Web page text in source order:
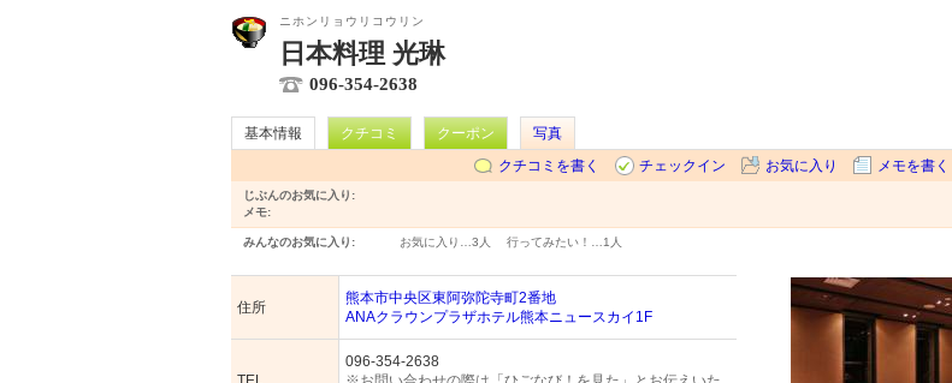
ニホンリョウリコウリン
日本料理 光琳
096-354-2638
基本情報 クチコミ クーポン
写真
クチコミを書く
チェックイン お気に入り メモを書く
じぶんのお気に入り:
メモ:
みんなのお気に入り: お気に入り… 3人 行ってみたい！… 1人
住所
熊本市中央区東阿弥陀寺町2番地
ANAクラウンプラザホテル熊本ニュースカイ1F
096-354-2638